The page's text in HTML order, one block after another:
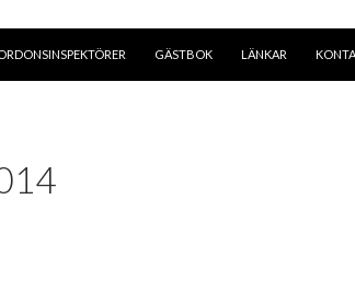
GÄSTBOK LÄNKAR